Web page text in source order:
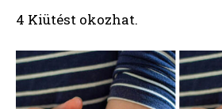
4 Kiütést okozhat.